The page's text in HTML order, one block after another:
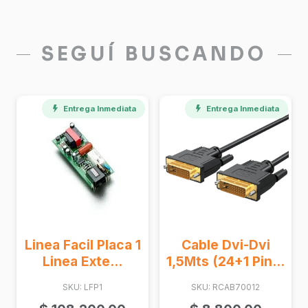
SEGUÍ BUSCANDO
Facil Placa 1
Exte...
Entrega Inmediata
Cable Dvi-Dvi
1,5Mts (24+1 Pin...
SKU: RCAB70012
Plug Rj